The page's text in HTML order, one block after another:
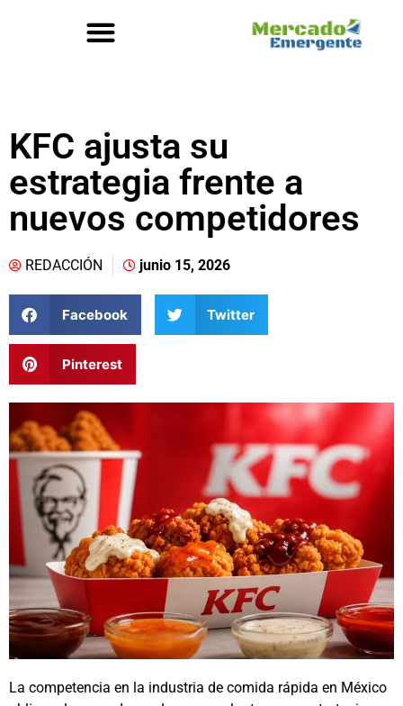
KFC ajusta su
estrategia frente a
nuevos competidores
REDACCIÓN junio 15, 2026
Facebook Twitter
Pinterest
La competencia en la industria de comida rápida en México